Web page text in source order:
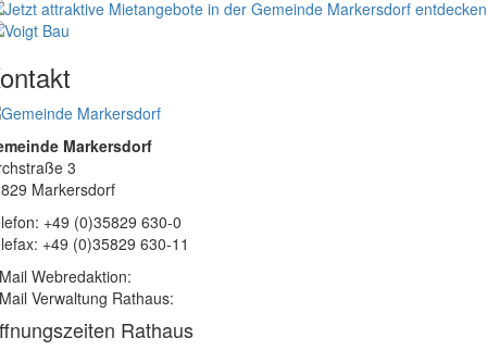
Markersdorf
3
Markersdorf
+49 (0)35829 630-0
+49 (0)35829 630-11
Webredaktion:
Verwaltung Rathaus:
Rathaus